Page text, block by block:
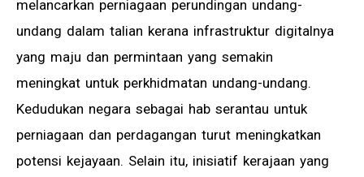
melancarkan perniagaan perundingan undang-
undang dalam talian kerana infrastruktur digitalnya
yang maju dan permintaan yang semakin
meningkat untuk perkhidmatan undang-undang.
Kedudukan negara sebagai hab serantau untuk
perniagaan dan perdagangan turut meningkatkan
potensi kejayaan. Selain itu, inisiatif kerajaan yang